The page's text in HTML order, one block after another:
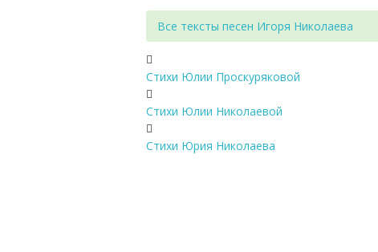
Все тексты песен Игоря Николаева
Стихи Юлии Проскуряковой
Стихи Юлии Николаевой
Стихи Юрия Николаева